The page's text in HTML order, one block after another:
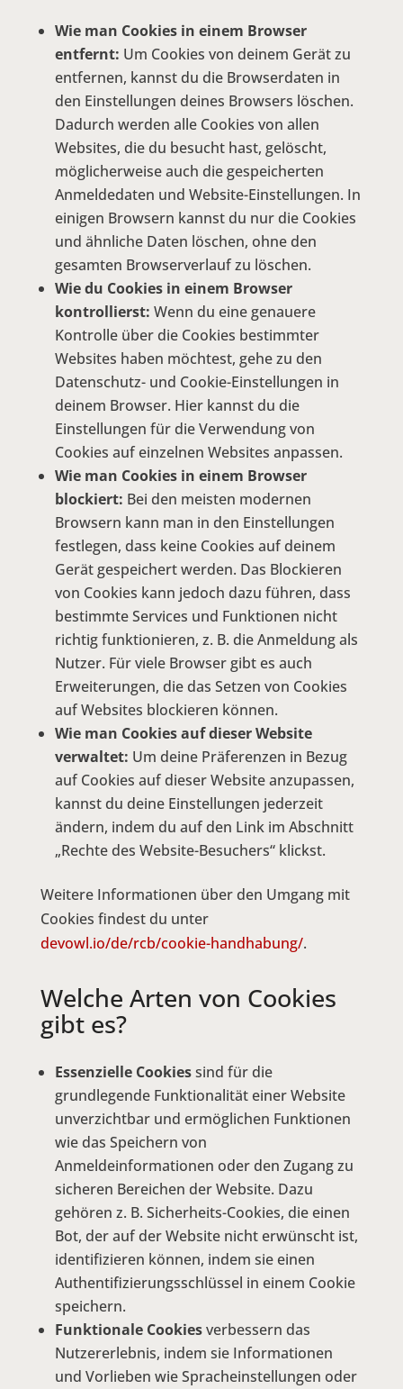
Wie man Cookies in einem Browser
entfernt: Um Cookies von deinem Gerät zu
entfernen, kannst du die Browserdaten in
den Einstellungen deines Browsers löschen.
Dadurch werden alle Cookies von allen
Websites, die du besucht hast, gelöscht,
möglicherweise auch die gespeicherten
Anmeldedaten und Website-Einstellungen. In
einigen Browsern kannst du nur die Cookies
und ähnliche Daten löschen, ohne den
gesamten Browserverlauf zu löschen.
Wie du Cookies in einem Browser
kontrollierst: Wenn du eine genauere
Kontrolle über die Cookies bestimmter
Websites haben möchtest, gehe zu den
Datenschutz- und Cookie-Einstellungen in
deinem Browser. Hier kannst du die
Einstellungen für die Verwendung von
Cookies auf einzelnen Websites anpassen.
Wie man Cookies in einem Browser
blockiert: Bei den meisten modernen
Browsern kann man in den Einstellungen
festlegen, dass keine Cookies auf deinem
Gerät gespeichert werden. Das Blockieren
von Cookies kann jedoch dazu führen, dass
bestimmte Services und Funktionen nicht
richtig funktionieren, z. B. die Anmeldung als
Nutzer. Für viele Browser gibt es auch
Erweiterungen, die das Setzen von Cookies
auf Websites blockieren können.
Wie man Cookies auf dieser Website
verwaltet: Um deine Präferenzen in Bezug
auf Cookies auf dieser Website anzupassen,
kannst du deine Einstellungen jederzeit
ändern, indem du auf den Link im Abschnitt
„Rechte des Website-Besuchers“ klickst.
Weitere Informationen über den Umgang mit
Cookies findest du unter
devowl.io/de/rcb/cookie-handhabung/.
Welche Arten von Cookies
gibt es?
Essenzielle Cookiessind für die
grundlegende Funktionalität einer Website
unverzichtbar und ermöglichen Funktionen
wie das Speichern von
Anmeldeinformationen oder den Zugang zu
sicheren Bereichen der Website. Dazu
gehören z. B. Sicherheits-Cookies, die einen
Bot, der auf der Website nicht erwünscht ist,
identifizieren können, indem sie einen
Authentifizierungsschlüssel in einem Cookie
speichern.
Funktionale Cookiesverbessern das
Nutzererlebnis, indem sie Informationen
und Vorlieben wie Spracheinstellungen oder